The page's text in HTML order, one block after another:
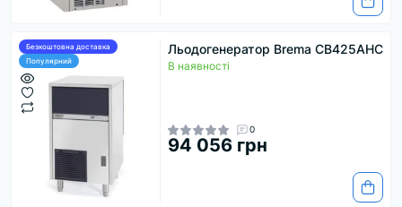
Безкоштовна доставка
Популярний
Льодогенератор Brema CB425AHC
В наявності
0
94 056 грн